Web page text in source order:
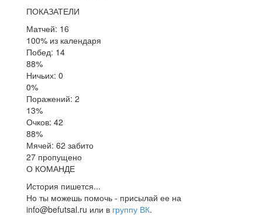
ПОКАЗАТЕЛИ
Матчей: 16
100% из календаря
Побед: 14
88%
Ничьих: 0
0%
Поражений: 2
13%
Очков: 42
88%
Мячей: 62 забито
27 пропущено
О КОМАНДЕ
История пишется...
Но ты можешь помочь - присылай ее на
info@befutsal.ru или в группу ВК.